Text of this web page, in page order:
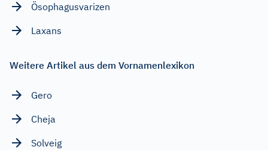
Ösophagusvarizen
Laxans
Weitere Artikel aus dem Vornamenlexikon
Gero
Cheja
Solveig